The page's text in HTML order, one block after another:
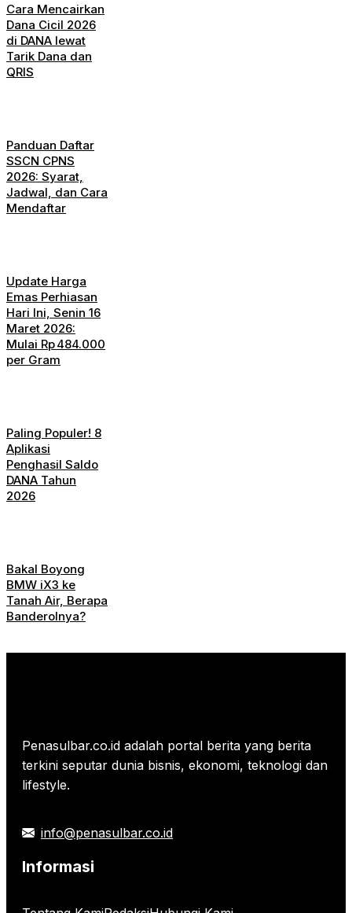
Cara Mencairkan
Dana Cicil 2026
di DANA lewat
Tarik Dana dan
QRIS
Panduan Daftar
SSCN CPNS
2026: Syarat,
Jadwal, dan Cara
Mendaftar
Update Harga
Emas Perhiasan
Hari Ini, Senin 16
Maret 2026:
Mulai Rp 484.000
per Gram
Paling Populer! 8
Aplikasi
Penghasil Saldo
DANA Tahun
2026
Bakal Boyong
BMW iX3 ke
Tanah Air, Berapa
Banderolnya?
Penasulbar.co.id adalah portal berita yang berita
terkini seputar dunia bisnis, ekonomi, teknologi dan
lifestyle.
info@penasulbar.co.id
Informasi